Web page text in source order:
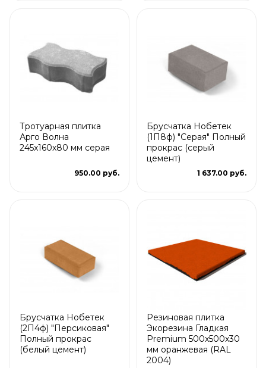
Тротуарная плитка
Арго Волна
245x160x80 мм серая
950.00 руб.
Брусчатка Нобетек
(1П8ф) "Серая" Полный
прокрас (серый
цемент)
1 637.00 руб.
Брусчатка Нобетек
(2П4ф) "Персиковая"
Полный прокрас
(белый цемент)
Резиновая плитка
Экорезина Гладкая
Premium 500x500x30
мм оранжевая (RAL
2004)